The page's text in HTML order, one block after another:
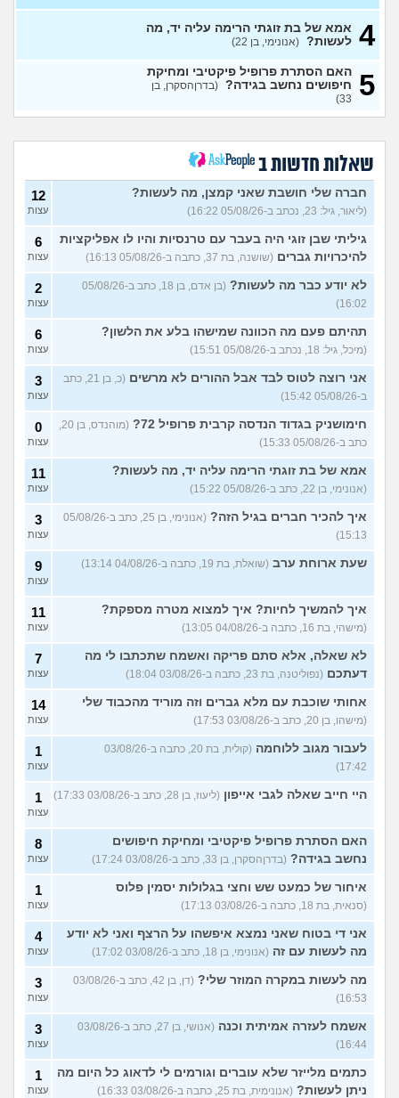
האם מה שאני מרגיש זה הגיוני
ותקין?
(לירון, בן 31)
איך להתגבר על רצון לקשר
לפני הזמן?
(אנונימית, בת 21)
הבילויים, זה מוריד לכם?
(לחם ושעשועים, בן 36)
13
כשרבתי עם בת הזוג שלי,
דחפתי אותה מתוך כעס. איך
להתמודד?
(אלכס, שם בדוי, בן
40)
13
עצות
איך להסביר לה שאני רוצה
להיפרד?
(עידן, בן 27)
20
עצות
בעיות ביני לבית הזוג, מה
לעשות?
6
עצות
לא משלמת בדייטים
(אלי, בן
29)
9
עצות
יוצאת איתו היום לדייט ראשון 3
עצות
בטיילת או מועדון?
(רואי, בן
26)
8
עצות
לוקח אותי לדייטים גרועים
האם להמשיך?
(נטע, בת 21)
17
עצות
עוד שאלות חדשות במדור
4 אמא של בת זוגתי הרימה עליה יד, מה
לעשות? (אנונימי, בן 22)
5 האם הסתרת פרופיל פיקטיבי ומחיקת
חיפושים נחשב בגידה? (בדרןהסקרן, בן
33)
שאלות חדשות ב
חברה שלי חושבת שאני קמצן, מה לעשות?
(ליאור, גיל: 23, נכתב ב-05/08/26 16:22)
12
עצות
גיליתי שבן זוגי היה בעבר עם טרנסיות והיו לו אפליקציות
להיכרויות גברים (שושנה, בת 37, כתבה ב-05/08/26 16:13)
6
עצות
לא יודע כבר מה לעשות?
(בן אדם, בן 18, כתב ב-05/08/26
16:02)
2
עצות
תהיתם פעם מה הכוונה שמישהו בלע את הלשון?
(מיכל, גיל: 18, נכתב ב-05/08/26 15:51)
6
עצות
אני רוצה לטוס לבד אבל ההורים לא מרשים
(כ, בן 21, כתב
ב-05/08/26 15:42)
3
עצות
חימושניק בגדוד הנדסה קרבית פרופיל 72?
כתב ב-05/08/26 15:33)
0
עצות
אמא של בת זוגתי הרימה עליה יד, מה לעשות?
(אנונימי, בן 22, כתב ב-05/08/26 15:22)
11
עצות
איך להכיר חברים בגיל הזה?
(אנונימי, בן 25, כתב ב-05/08/26
15:13)
3
עצות
שעת ארוחת ערב (שואלת, בת 19, כתבה ב-04/08/26 13:14) 9
עצות
איך להמשיך לחיות? איך למצוא מטרה מספקת?
(מישהי, בת 16, כתבה ב-04/08/26 13:05)
11
עצות
לא שאלה, אלא סתם פריקה ואשמח שתכתבו לי מה
דעתכם (נפוליטנה, בת 23, כתבה ב-03/08/26 18:04)
7
עצות
אחותי שוכבת עם מלא גברים וזה מוריד מהכבוד שלי
(מישהו, בן 20, כתב ב-03/08/26 17:53)
14
עצות
לעבור מגוב ללוחמה
(קולית, בת 20, כתבה ב-03/08/26
17:42)
1
עצות
היי חייב שאלה לגבי אייפון (ליעוז, בן 28, כתב ב-03/08/26 17:33) 1
עצות
האם הסתרת פרופיל פיקטיבי ומחיקת חיפושים
נחשב בגידה? (בדרןהסקרן, בן 33, כתב ב-03/08/26 17:24)
8
עצות
איחור של כמעט שש וחצי בגלולות יסמין פלוס
(סנאית, בת 18, כתבה ב-03/08/26 17:13)
1
עצות
אני די בטוח שאני נמצא איפשהו על הרצף ואני לא יודע
מה לעשות עם זה (אנונימי, בן 18, כתב ב-03/08/26 17:02)
4
עצות
מה לעשות במקרה המוזר שלי?
(דן, בן 42, כתב ב-03/08/26
16:53)
3
עצות
אשמח לעזרה אמיתית וכנה
(אנושי, בן 27, כתב ב-03/08/26
16:44)
3
עצות
כתמים מלייזר שלא עוברים וגורמים לי לדאוג כל היום מה
ניתן לעשות? (אנונימית, בת 25, כתבה ב-03/08/26 16:33)
1
עצות